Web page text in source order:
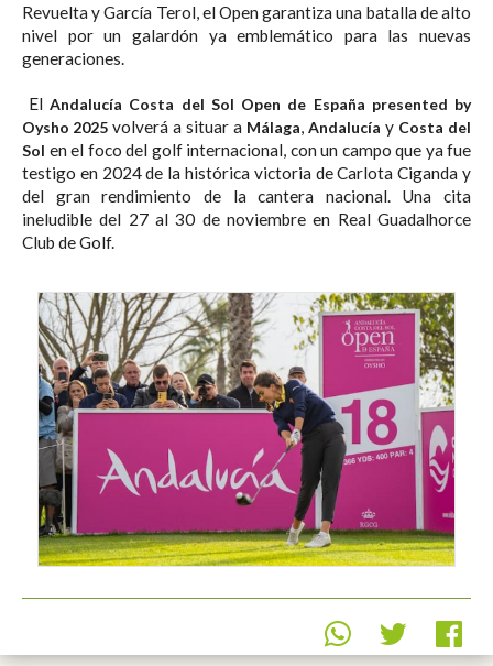
Revuelta y García Terol, el Open garantiza una batalla de alto
nivel por un galardón ya emblemático para las nuevas
generaciones.
El Andalucía Costa del Sol Open de España presented by
Oysho 2025 volverá a situar a Málaga, Andalucía y Costa del
Sol en el foco del golf internacional, con un campo que ya fue
testigo en 2024 de la histórica victoria de Carlota Ciganda y
del gran rendimiento de la cantera nacional. Una cita
ineludible del 27 al 30 de noviembre en Real Guadalhorce
Club de Golf.